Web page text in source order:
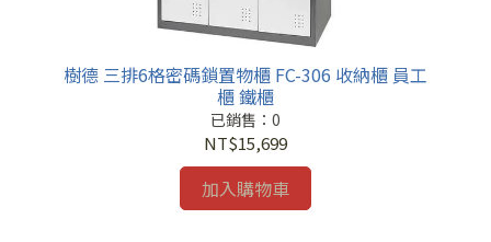
樹德 三排6格密碼鎖置物櫃 FC-306 收納櫃 員工
櫃 鐵櫃
已銷售：0
NT$15,699
加入購物車